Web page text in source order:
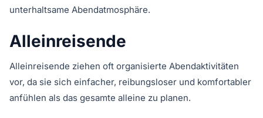
unterhaltsame Abendatmosphäre.
Alleinreisende
Alleinreisende ziehen oft organisierte Abendaktivitäten
vor, da sie sich einfacher, reibungsloser und komfortabler
anfühlen als das gesamte alleine zu planen.